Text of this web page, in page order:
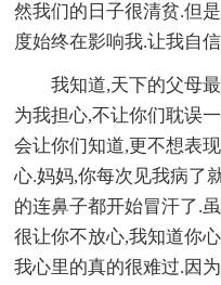
然我们的日子很清贫.但
度始终在影响我.让我自
我知道,天下的父母
为我担心,不让你们耽误
会让你们知道,更不想表
心.妈妈,你每次见我病了
的连鼻子都开始冒汗了.
很让你不放心,我知道你
我心里的真的很难过.因